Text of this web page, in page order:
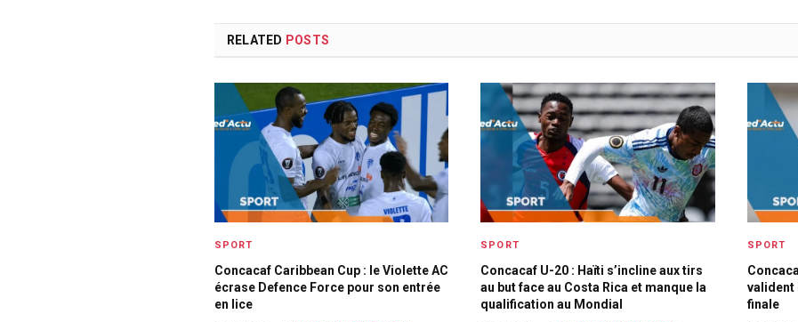
RELATED POSTS
SPORT
Concacaf Caribbean Cup : le Violette AC
écrase Defence Force pour son entrée
en lice
SPORT
Concacaf U-20 : Haïti s’incline aux tirs
au but face au Costa Rica et manque la
qualification au Mondial
SPORT
valident
finale